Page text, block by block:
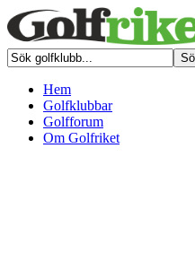
Hem
Golfklubbar
Golfforum
Om Golfriket